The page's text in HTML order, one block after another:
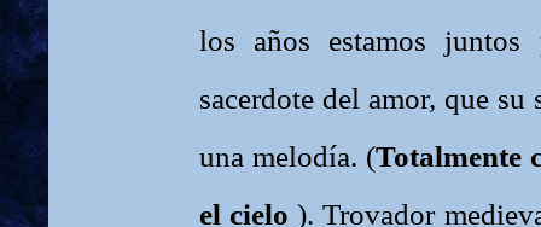
los años estamos juntos
sacerdote del amor, que
una melodía. (Totalmente
el cielo ). Trovador